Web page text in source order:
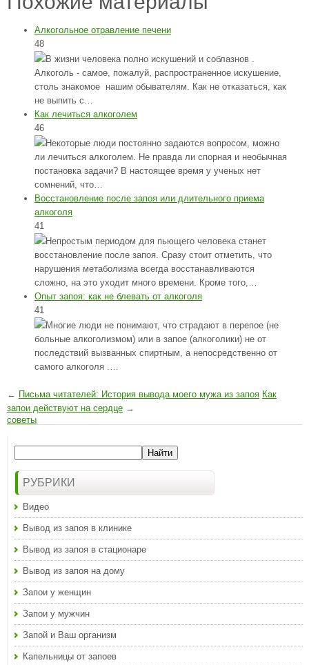
Алкогольное отравление печени
48
В жизни человека полно искушений и соблазнов .
Алкоголь - самое, пожалуй, распространенное искушение,
столь знакомое нашим обывателям. Как не отказаться, как
не выпить с…
Как лечиться алкоголем
46
Некоторые люди постоянно задаются вопросом, можно
ли лечиться алкоголем. Не правда ли спорная и необычная
постановка задачи? В настоящее время у ученых нет
сомнений, что…
Восстановление после запоя или длительного приема
алкоголя
41
Непростым периодом для пьющего человека станет
восстановление после запоя. Сразу стоит отметить, что
нарушения метаболизма всегда восстанавливаются
сложно, на это уходит много времени. Кроме того,…
Опыт запоя: как не блевать от алкоголя
41
Многие люди не понимают, что страдают в перепое (не
больные алкоголизмом) или в запое (алкоголики) не от
последствий вызванных спиртным, а непосредственно от
самого алкоголя .…
← Письма читателей: История вывода моего мужа из запоя Как
запои действуют на сердце →
советы
РУБРИКИ
Видео
Вывод из запоя в клинике
Вывод из запоя в стационаре
Вывод из запоя на дому
Запои у женщин
Запои у мужчин
Запой и Ваш организм
Капельницы от запоев